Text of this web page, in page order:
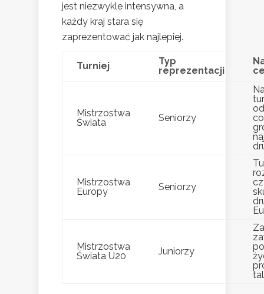
jest niezwykle intensywna, a
każdy kraj stara się
zaprezentować jak najlepiej.
Turniej
Typ
reprezentacji
Mistrzostwa
Świata
Seniorzy
Mistrzostwa
Europy
Seniorzy
Mistrzostwa
Świata U20
Juniorzy